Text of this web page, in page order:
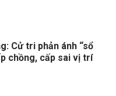
Cử tri phản ánh “sổ
chồng, cấp sai vị trí